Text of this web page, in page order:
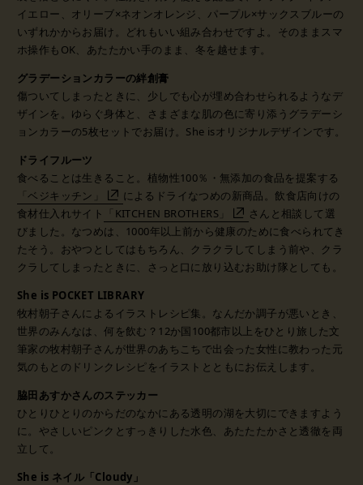
イエロー、オリーブ×ネオンオレンジ、パープル×サックスブルーの
いずれかからお届け。
どれもいい組み合わせですよ。 そのままスマ
ホ操作もOK、あたたかい手のまま、冬を越せます。
グラデーションカラーの絆創膏
傷ついてしまったときに、少しでも心が埋め合わせられるようなデ
ザインを。 ゆらぐ身体と、さまざまな肌の色に寄り添うグラデーシ
ョンカラーの5枚セットでお届け。 She isオリジナルデザインです。
ドライフルーツ
食べることは生きること。 植物性100％・無添加の食品を提案する
「ベジキッチン」
によるドライなつめの新商品。飲食店向けの
食材仕入れサイト
「KITCHEN BROTHERS」
さんと相談して選
びました。 なつめは、1000年以上前から健康のために食べられてき
たそう。
おやつとしてはもちろん、クラクラしてしまう前や、クラ
クラしてしまったときに、
さっと口に放り込むお助け隊としても。
She is POCKET LIBRARY
牧村朝子さんによるイラストレシピ集。 なんだか調子が悪いとき、
世界のみんなは、何を飲む？ 12か国100都市以上をひとり旅した文
筆家の牧村朝子さんが世界のあちこちで出会った女性に教わった 元
気のもとのドリンクレシピをイラストとともにお伝えします。
脇田あすかさんのステッカー
ひとりひとりのからだのなかにある透明の湖を大切にできますよう
に。 やさしいピンクとすっきりした水色、あたたたかさと透徹を両
立して。
She is ネイル「Cloudy」